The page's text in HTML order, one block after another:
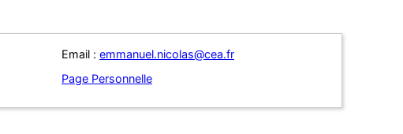
Email : emmanuel.nicolas@cea.fr
Page Personnelle